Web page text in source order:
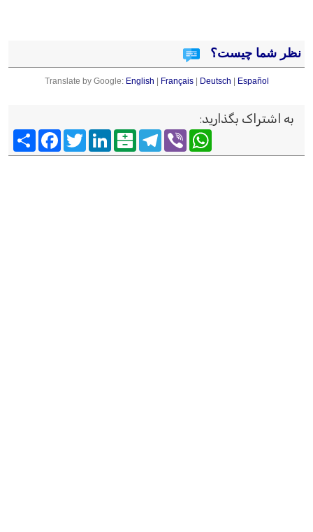
نظر شما چیست؟
Translate by Google: English Français| Deutsch Español
به اشتراک بگذارید:
FacebookTwitter
LinkedInBalatarin
TelegramViber
WhatsApp